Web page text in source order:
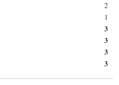
2
1
3
3
3
3